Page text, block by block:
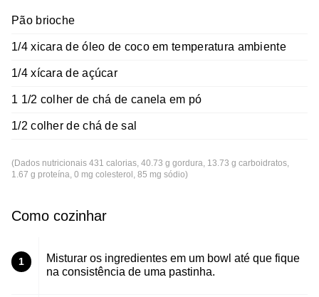
Pão brioche
1/4 xicara de óleo de coco em temperatura ambiente
1/4 xícara de açúcar
1 1/2 colher de chá de canela em pó
1/2 colher de chá de sal
(Dados nutricionais 431 calorias, 40.73 g gordura, 13.73 g carboidratos,
1.67 g proteína, 0 mg colesterol, 85 mg sódio)
Como cozinhar
1
Misturar os ingredientes em um bowl até que fique
na consistência de uma pastinha.